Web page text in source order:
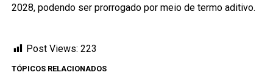
2028, podendo ser prorrogado por meio de termo aditivo.
Post Views: 223
TÓPICOS RELACIONADOS